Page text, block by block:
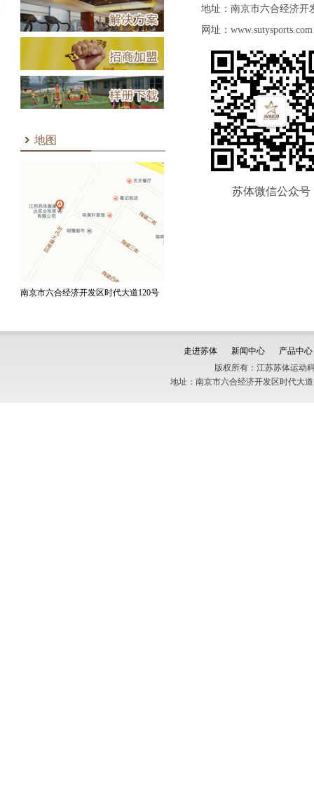
地图
南京市六合经济开发区时代大道120号
地址：南京市六合经济开
网址： www.sutysports.com
苏体微信公众号
走进苏体 新闻中心
产品中心
版权所有：江苏苏体运动
地址：南京市六合经济开发区时代大道